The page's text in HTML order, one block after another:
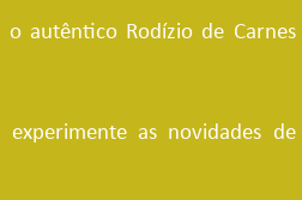
o autêntico Rodízio de Carnes
as novidades de